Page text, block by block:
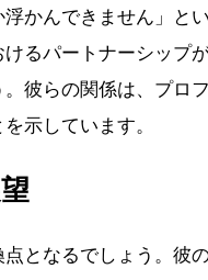
かんできません」と
るパートナーシップ
彼らの関係は、プロ
示しています。
となるでしょう。彼